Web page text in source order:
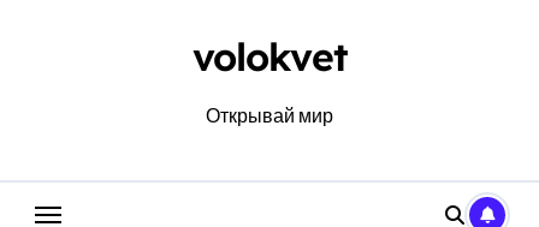
volokvet
Открывай мир